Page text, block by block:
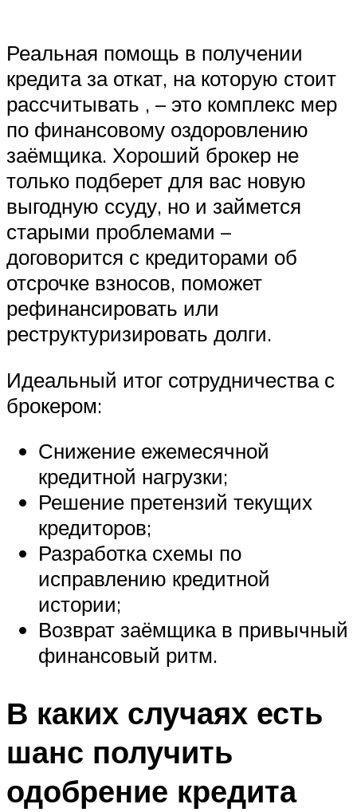
Реальная помощь в получении
кредита за откат, на которую стоит
рассчитывать , – это комплекс мер
по финансовому оздоровлению
заёмщика. Хороший брокер не
только подберет для вас новую
выгодную ссуду, но и займется
старыми проблемами –
договорится с кредиторами об
отсрочке взносов, поможет
рефинансировать или
реструктуризировать долги.
Идеальный итог сотрудничества с
брокером:
Снижение ежемесячной
кредитной нагрузки;
Решение претензий текущих
кредиторов;
Разработка схемы по
исправлению кредитной
истории;
Возврат заёмщика в привычный
финансовый ритм.
В каких случаях есть
шанс получить
одобрение кредита